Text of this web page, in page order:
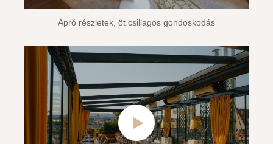
Apró részletek, öt csillagos gondoskodás